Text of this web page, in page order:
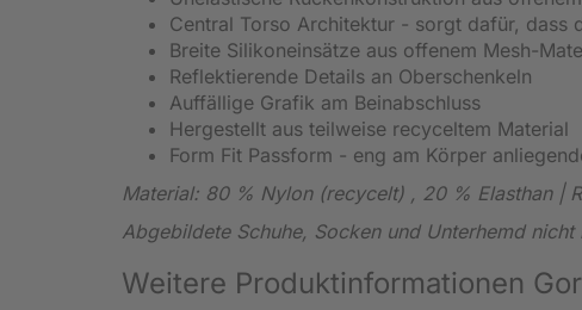
Central Torso Architektur - sorgt dafür, dass
Breite Silikoneinsätze aus offenem Mesh-
Reflektierende Details an Oberschenkeln
Auffällige Grafik am Beinabschluss
Hergestellt aus teilweise recyceltem Material
Form Fit Passform - eng am Körper
Material: 80 % Nylon (recycelt) , 20 % Elasthan |
Abgebildete Schuhe, Socken und Unterhemd
Weitere Produktinformationen